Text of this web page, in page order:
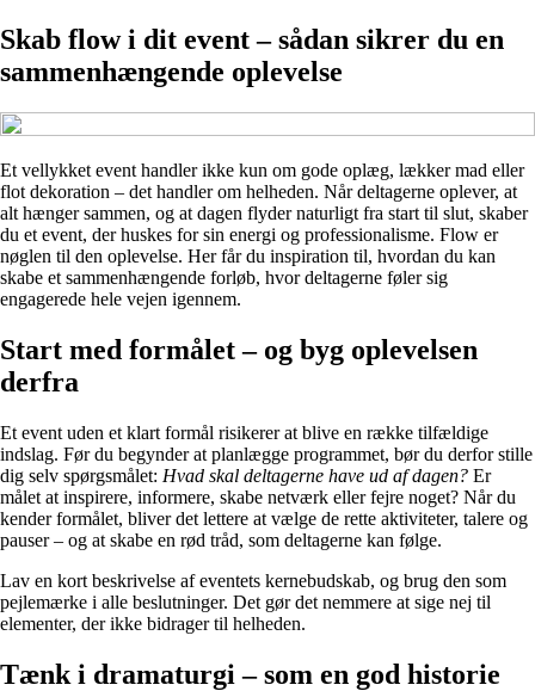
Skab flow i dit event – sådan sikrer du en
sammenhængende oplevelse
Et vellykket event handler ikke kun om gode oplæg, lækker mad eller
flot dekoration – det handler om helheden. Når deltagerne oplever, at
alt hænger sammen, og at dagen flyder naturligt fra start til slut, skaber
du et event, der huskes for sin energi og professionalisme. Flow er
nøglen til den oplevelse. Her får du inspiration til, hvordan du kan
skabe et sammenhængende forløb, hvor deltagerne føler sig
engagerede hele vejen igennem.
Start med formålet – og byg oplevelsen
derfra
Et event uden et klart formål risikerer at blive en række tilfældige
indslag. Før du begynder at planlægge programmet, bør du derfor stille
dig selv spørgsmålet: Hvad skal deltagerne have ud af dagen? Er
målet at inspirere, informere, skabe netværk eller fejre noget? Når du
kender formålet, bliver det lettere at vælge de rette aktiviteter, talere og
pauser – og at skabe en rød tråd, som deltagerne kan følge.
Lav en kort beskrivelse af eventets kernebudskab, og brug den som
pejlemærke i alle beslutninger. Det gør det nemmere at sige nej til
elementer, der ikke bidrager til helheden.
Tænk i dramaturgi – som en god historie